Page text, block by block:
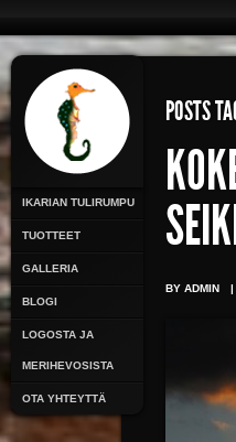
IKARIAN TULIRUMPU
TUOTTEET
GALLERIA
BLOGI
LOGOSTA JA
MERIHEVOSISTA
OTA YHTEYTTÄ
POSTS
BY ADMIN |